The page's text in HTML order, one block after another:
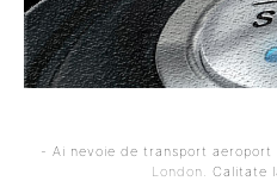
- Ai nevoie de transport aeroport
London . Calitate